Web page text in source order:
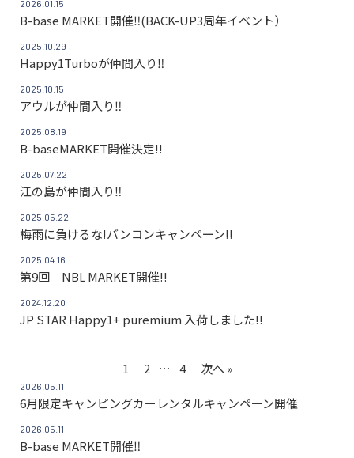
2026.01.15
B-base MARKET開催‼(BACK-UP3周年イベント）
2025.10.29
Happy1Turboが仲間入り‼
2025.10.15
アウルが仲間入り‼
2025.08.19
B-baseMARKET開催決定!!
2025.07.22
江の島が仲間入り‼
2025.05.22
梅雨に負けるな!バンコンキャンペーン!!
2025.04.16
第9回 NBL MARKET開催!!
2024.12.20
JP STAR Happy1+ puremium 入荷しました!!
1 2 … 4 次へ »
2026.05.11
6月限定キャンピングカーレンタルキャンペーン開催
2026.05.11
B-base MARKET開催‼